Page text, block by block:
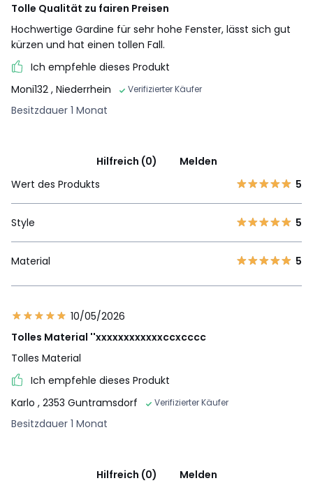
Tolle Qualität zu fairen Preisen
Hochwertige Gardine für sehr hohe Fenster, lässt sich gut
kürzen und hat einen tollen Fall.
Ich empfehle dieses Produkt
Moni132 , Niederrhein Verifizierter Käufer
Besitzdauer 1 Monat
Hilfreich (0)
Melden
Wert des Produkts
5
Style 5
Material 5
10/05/2026
Tolles Material ''xxxxxxxxxxxxccxcccc
Tolles Material
Ich empfehle dieses Produkt
Karlo , 2353 Guntramsdorf Verifizierter Käufer
Besitzdauer 1 Monat
Hilfreich (0)
Melden